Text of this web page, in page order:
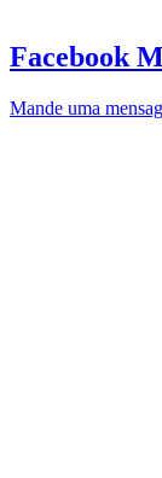
Facebook
Mande uma